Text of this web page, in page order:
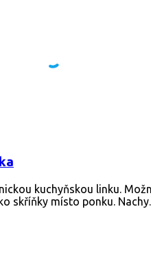
kuchyňskou linku.
skříňky místo ponku.